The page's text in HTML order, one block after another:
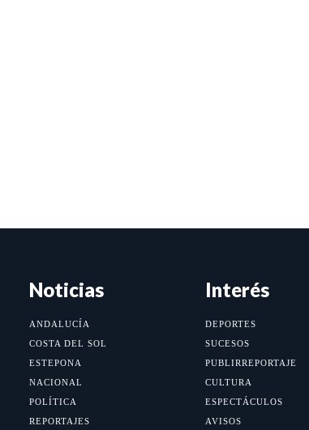
Noticias
ANDALUCÍA
COSTA DEL SOL
ESTEPONA
NACIONAL
POLÍTICA
REPORTAJES
Interés
DEPORTES
SUCESOS
PUBLIRREPORTAJE
CULTURA
ESPECTÁCULOS
AVISOS